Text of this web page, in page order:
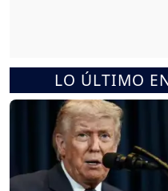
LO ÚLTIMO